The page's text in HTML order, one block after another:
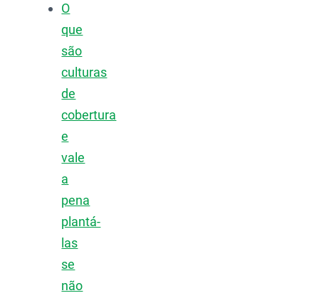
O
que
são
culturas
de
cobertura
e
vale
a
pena
plantá-
las
se
não